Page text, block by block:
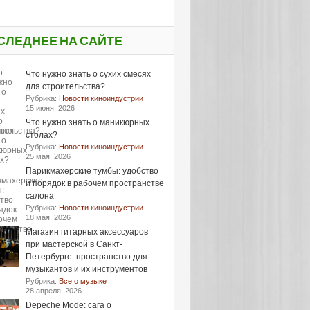
НА САЙТЕ
Что нужно знать о сухих смесях
для строительства?
Рубрика: Новости киноиндустрии
15 июня, 2026
Что нужно знать о маникюрных
столах?
Рубрика: Новости киноиндустрии
25 мая, 2026
Парикмахерские тумбы: удобство
и порядок в рабочем пространстве
салона
Рубрика: Новости киноиндустрии
18 мая, 2026
Магазин гитарных аксессуаров
при мастерской в Санкт-
Петербурге: пространство для
музыкантов и их инструментов
Рубрика: Все о музыке
28 апреля, 2026
Depeche Mode: сага о